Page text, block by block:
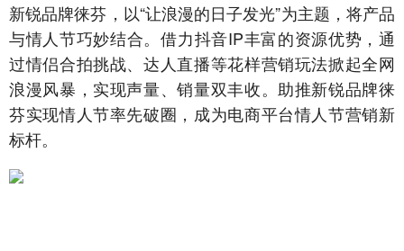
新锐品牌徕芬，以“让浪漫的日子发光”为主题，将产品
与情人节巧妙结合。借力抖音IP丰富的资源优势，通
过情侣合拍挑战、达人直播等花样营销玩法掀起全网
浪漫风暴，实现声量、销量双丰收。助推新锐品牌徕
芬实现情人节率先破圈，成为电商平台情人节营销新
标杆。